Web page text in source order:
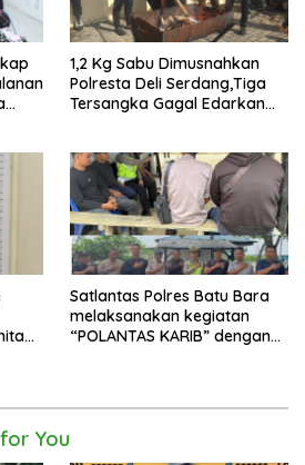
1,2 Kg Sabu Dimusnahkan
Polresta Deli Serdang,Tiga
Tersangka Gagal Edarkan
Satlantas Polres Batu Bara
melaksanakan kegiatan
“POLANTAS KARIB” dengan
You